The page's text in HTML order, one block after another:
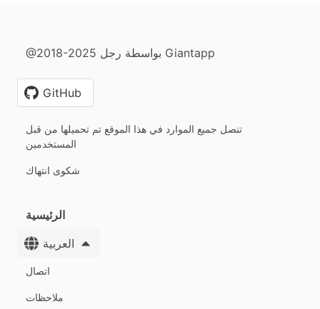
@2018-2025 بواسطة رجل Giantapp
GitHub
تنصل جميع الموارد في هذا الموقع تم تحميلها من قبل
المستخدمين
شكوى انتهاك
الرئيسية
العربية
اتصال
ملاحظات